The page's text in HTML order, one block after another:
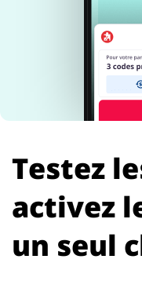
Testez
activez
un seul